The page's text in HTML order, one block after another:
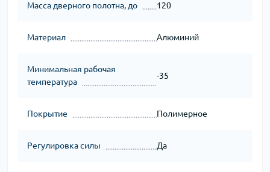
Масса дверного полотна, до 120
Материал Алюминий
Минимальная рабочая
температура
-35
Покрытие Полимерное
Регулировка силы Да